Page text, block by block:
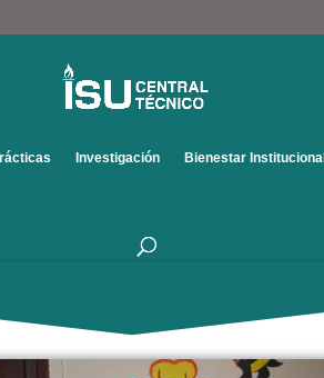
Investigación Bienestar Institucional